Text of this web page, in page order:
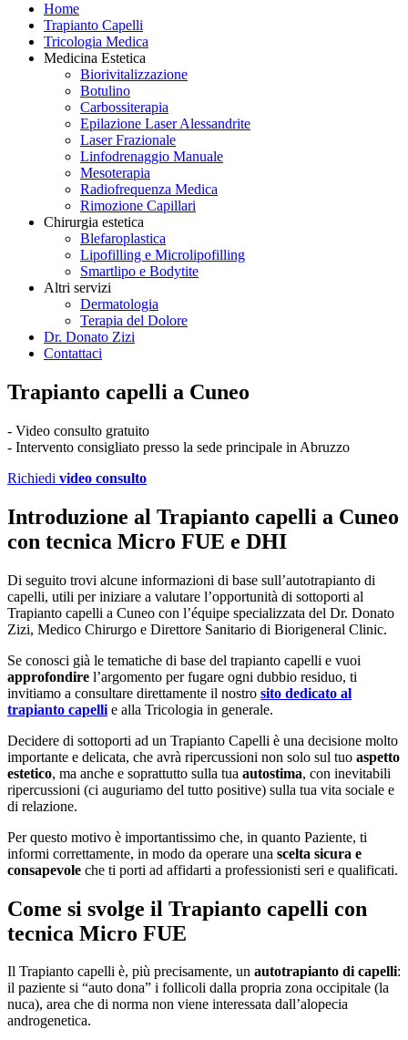
Home
Trapianto Capelli
Tricologia Medica
Medicina Estetica
Biorivitalizzazione
Botulino
Carbossiterapia
Epilazione Laser Alessandrite
Laser Frazionale
Linfodrenaggio Manuale
Mesoterapia
Radiofrequenza Medica
Rimozione Capillari
Chirurgia estetica
Blefaroplastica
Lipofilling e Microlipofilling
Smartlipo e Bodytite
Altri servizi
Dermatologia
Terapia del Dolore
Dr. Donato Zizi
Contattaci
Trapianto capelli a Cuneo
- Video consulto gratuito
- Intervento consigliato presso la sede principale in Abruzzo
Richiedi video consulto
Introduzione al Trapianto capelli a Cuneo
con tecnica Micro FUE e DHI
Di seguito trovi alcune informazioni di base sull’autotrapianto di
capelli, utili per iniziare a valutare l’opportunità di sottoporti al
Trapianto capelli a Cuneo con l’équipe specializzata del Dr. Donato
Zizi, Medico Chirurgo e Direttore Sanitario di Biorigeneral Clinic.
Se conosci già le tematiche di base del trapianto capelli e vuoi
approfondire l’argomento per fugare ogni dubbio residuo, ti
invitiamo a consultare direttamente il nostro sito dedicato al
trapianto capelli e alla Tricologia in generale.
Decidere di sottoporti ad un Trapianto Capelli è una decisione molto
importante e delicata, che avrà ripercussioni non solo sul tuo aspetto
estetico, ma anche e soprattutto sulla tua autostima, con inevitabili
ripercussioni (ci auguriamo del tutto positive) sulla tua vita sociale e
di relazione.
Per questo motivo è importantissimo che, in quanto Paziente, ti
informi correttamente, in modo da operare una scelta sicura e
consapevole che ti porti ad affidarti a professionisti seri e qualificati.
Come si svolge il Trapianto capelli con
tecnica Micro FUE​
Il Trapianto capelli è, più precisamente, un autotrapianto di capelli:
il paziente si “auto dona” i follicoli dalla propria zona occipitale (la
nuca), area che di norma non viene interessata dall’alopecia
androgenetica.